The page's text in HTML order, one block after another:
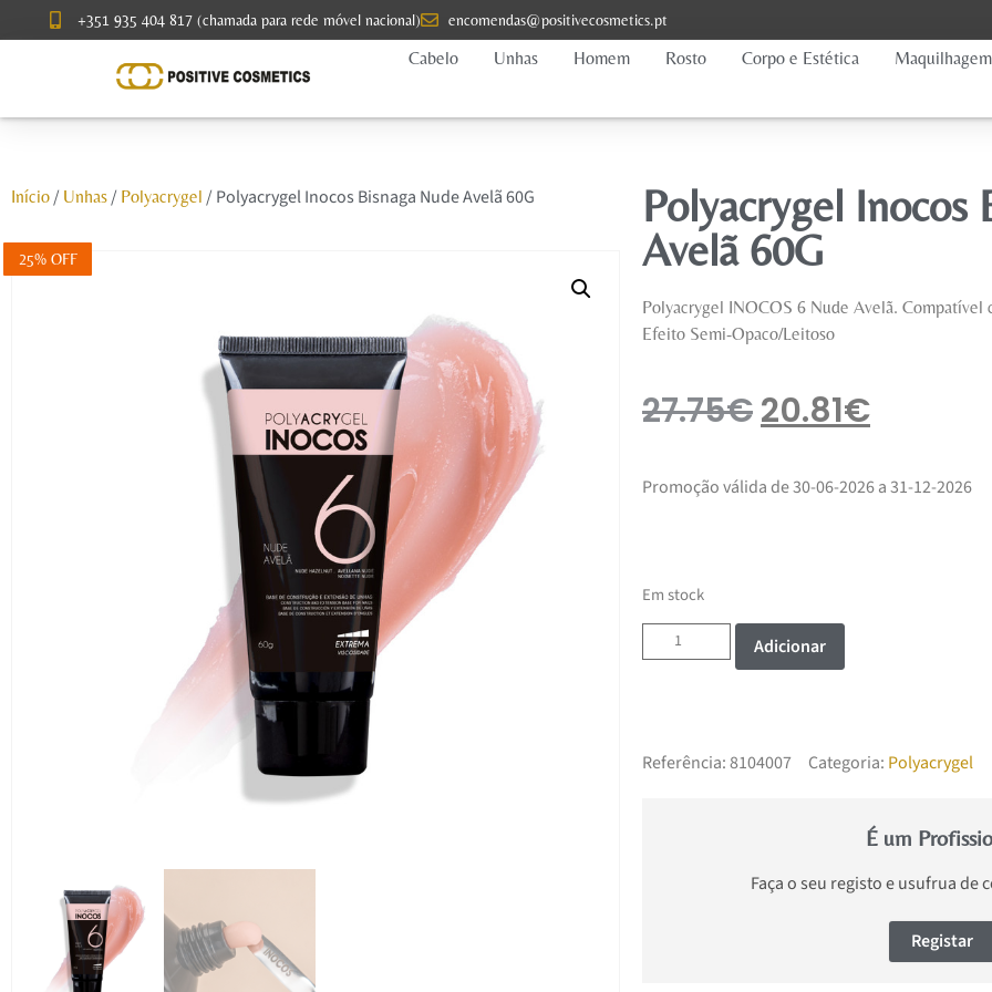
+351 935 404 817 (chamada para rede móvel nacional) encomendas@positivecosmetics.pt
Cabelo
Unhas Homem Rosto Corpo e Estética Maquilhagem
Início/ Unhas/ Polyacrygel / Polyacrygel Inocos Bisnaga Nude Avelã 60G
25% OFF
Polyacrygel Inocos
Avelã 60G
Polyacrygel INOCOS 6 Nude Avelã.
Efeito Semi-Opaco/Leitoso
27.75€20.81€
Promoção válida de 30-06-2026 a 31-12-2026
Em stock
Adicionar
Referência:8104007 Categoria: Polyacrygel
É um
Faça o seu registo e usufrua de
Registar